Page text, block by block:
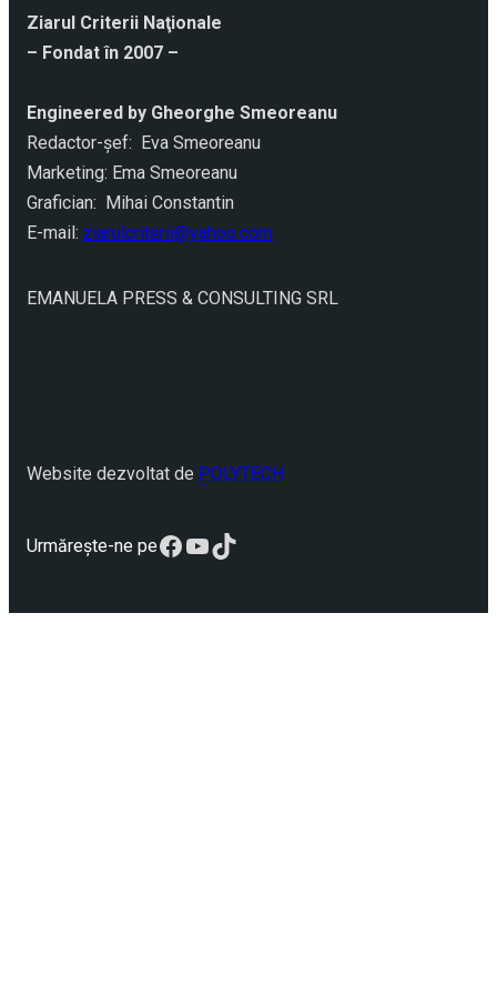
Ziarul Criterii Naţionale
– Fondat în 2007 –
Engineered by Gheorghe Smeoreanu
Redactor-şef: Eva Smeoreanu
Marketing: Ema Smeoreanu
Grafician: Mihai Constantin
E-mail: ziarulcriterii@yahoo.com
EMANUELA PRESS & CONSULTING SRL
Website dezvoltat de POLYTECH
Urmărește-ne peFacebook
YouTube
TikTok